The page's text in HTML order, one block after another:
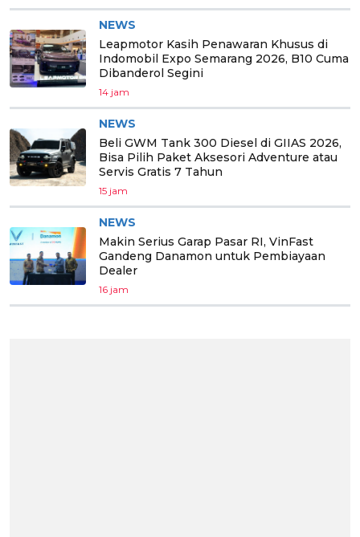
NEWS
Leapmotor Kasih Penawaran Khusus di
Indomobil Expo Semarang 2026, B10 Cuma
Dibanderol Segini
14 jam
NEWS
Beli GWM Tank 300 Diesel di GIIAS 2026,
Bisa Pilih Paket Aksesori Adventure atau
Servis Gratis 7 Tahun
15 jam
NEWS
Makin Serius Garap Pasar RI, VinFast
Gandeng Danamon untuk Pembiayaan
Dealer
16 jam